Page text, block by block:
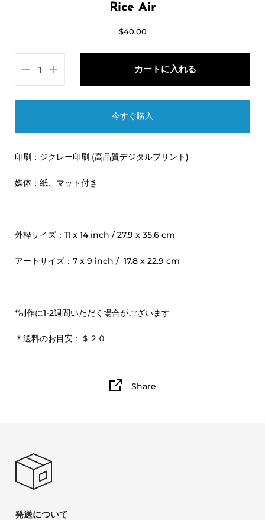
Rice Air
$40.00
カートに入れる
今すぐ購入
印刷：ジクレー印刷 (高品質デジタルプリント)
媒体：紙、マット付き
外枠サイズ：11 x 14 inch / 27.9 x 35.6 cm
アートサイズ：7 x 9 inch / 17.8 x 22.9 cm
*制作に1-2週間いただく場合がございます
＊送料のお目安：＄２０
Share
発送について